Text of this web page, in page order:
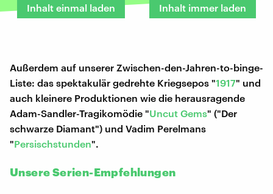
Inhalt einmal laden Inhalt immer laden
Außerdem auf unserer Zwischen-den-Jahren-to-binge-
Liste: das spektakulär gedrehte Kriegsepos "1917" und
auch kleinere Produktionen wie die herausragende
Adam-Sandler-Tragikomödie "Uncut Gems" ("Der
schwarze Diamant") und Vadim Perelmans
"Persischstunden".
Unsere Serien-Empfehlungen